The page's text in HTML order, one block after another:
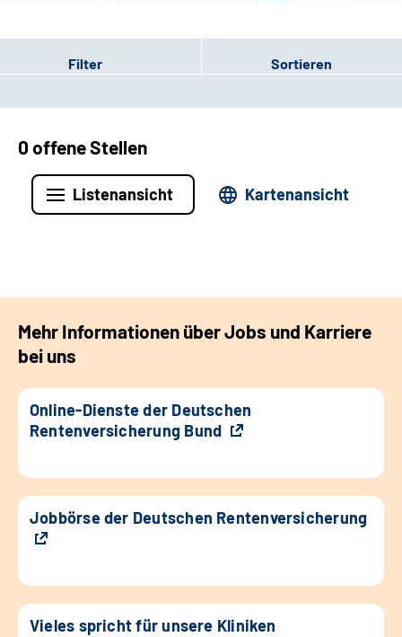
Filter Sortieren
0 offene Stellen
Listenansicht Kartenansicht
Mehr Informationen über Jobs und Karriere
bei uns
Online-Dienste der Deutschen
Rentenversicherung Bund
Jobbörse der Deutschen Rentenversicherung
Vieles spricht für unsere Kliniken